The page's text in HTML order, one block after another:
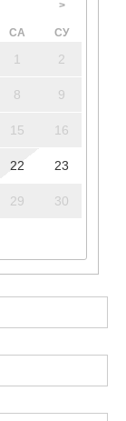
>
СА СУ
1 2
8 9
15 16
22 23
29 30